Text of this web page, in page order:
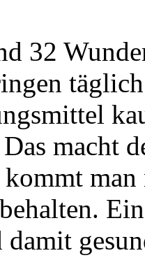
32
macht